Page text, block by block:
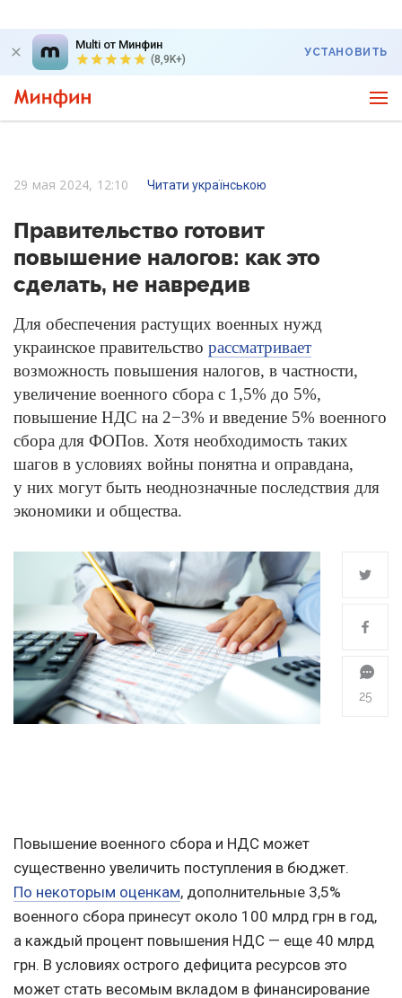
Multi от Минфин
(8,9K+)
УСТАНОВИТЬ
29 мая 2024, 12:10 Читати українською
Правительство готовит
повышение налогов: как это
сделать, не навредив
Для обеспечения растущих военных нужд
украинское правительство рассматривает
возможность повышения налогов, в частности,
увеличение военного сбора с 1,5% до 5%,
повышение НДС на 2−3% и введение 5% военного
сбора для ФОПов. Хотя необходимость таких
шагов в условиях войны понятна и оправдана,
у них могут быть неоднозначные последствия для
экономики и общества.
25
Повышение военного сбора и НДС может
существенно увеличить поступления в бюджет.
По некоторым оценкам, дополнительные 3,5%
военного сбора принесут около 100 млрд грн в год,
а каждый процент повышения НДС — еще 40 млрд
грн. В условиях острого дефицита ресурсов это
может стать весомым вкладом в финансирование